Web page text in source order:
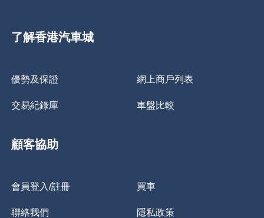
了解香港汽車城
優勢及保證 網上商戶列表
交易紀錄庫 車盤比較
顧客協助
會員登入/註冊 買車
聯絡我們 隱私政策